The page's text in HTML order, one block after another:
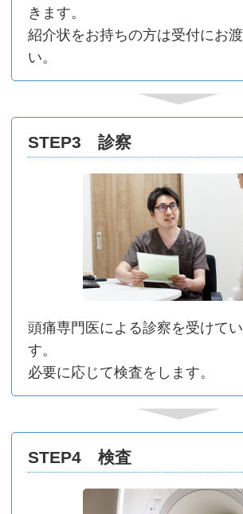
きます。
紹介状をお持ちの⽅は受付にお
い。
STEP3 診察
頭痛専⾨医による診察を受けて
す。
必要に応じて検査をします。
STEP4 検査